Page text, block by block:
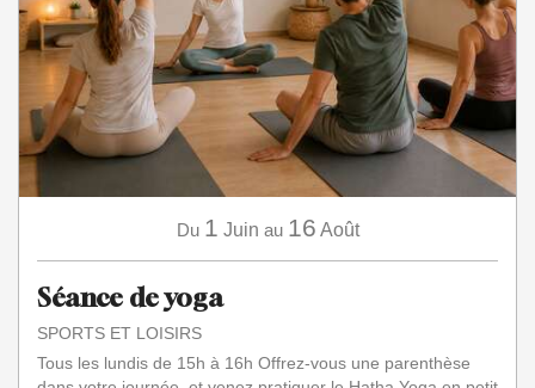
Du 1 Juin au 16 Août
Séance de yoga
SPORTS ET LOISIRS
Tous les lundis de 15h à 16h Offrez-vous une parenthèse